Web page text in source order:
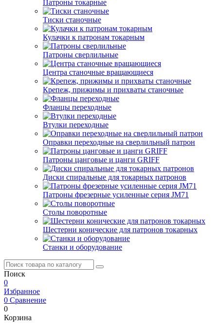
Патроны токарные
Тиски станочные
Кулачки к патронам токарным
Патроны сверлильные
Центра станочные вращающиеся
Крепеж, прижимы и прихваты станочные
Фланцы переходные
Втулки переходные
Оправки переходные на сверлильный патрон
Патроны цанговые и цанги GRIFF
Диски спиральные для токарных патронов
Патроны фрезерные усиленные серия JM71
Столы поворотные
Шестерни конические для патронов токарных
Станки и оборудование
Поиск
0
Избранное
0 Сравнение
0
Корзина